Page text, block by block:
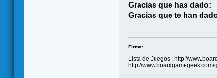
Gracias que has dado:
Gracias que te han
Firma:
Lista de Juegos :http://
http://www.boardgamegeek.com/